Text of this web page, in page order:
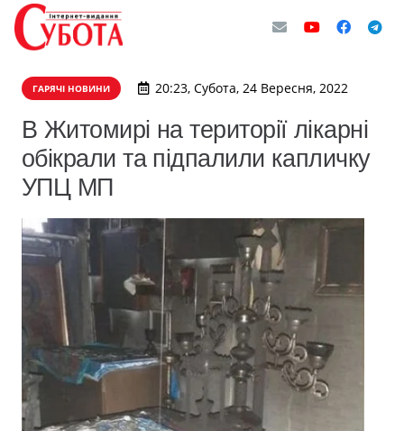
ГАРЯЧІ НОВИНИ 20:23, Субота, 24 Вересня, 2022
В Житомирі на території лікарні
обікрали та підпалили капличку
УПЦ МП